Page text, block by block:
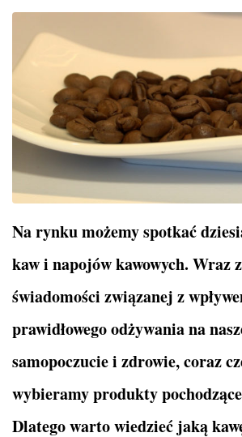
Na rynku możemy spotkać
kaw i napojów kawowych. Wraz
świadomości związanej z
prawidłowego odżywania na
samopoczucie i zdrowie, coraz
wybieramy produkty
Dlatego warto wiedzieć jaką